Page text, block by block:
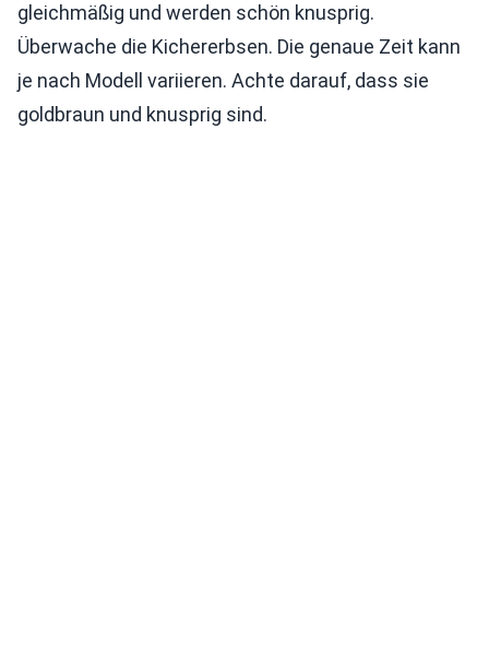
gleichmäßig und werden schön knusprig.
Überwache die Kichererbsen. Die genaue Zeit kann
je nach Modell variieren. Achte darauf, dass sie
goldbraun und knusprig sind.